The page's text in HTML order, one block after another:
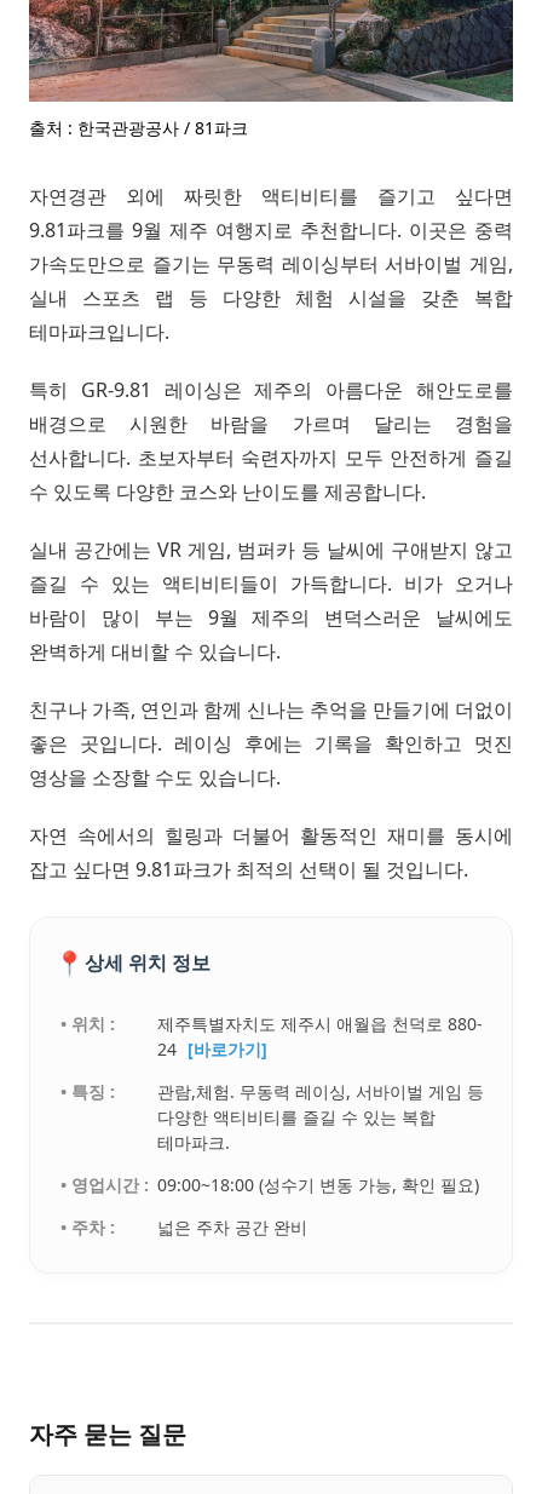
출처 : 한국관광공사 / 81파크
자연경관 외에 짜릿한 액티비티를 즐기고 싶다면
9.81파크를 9월 제주 여행지로 추천합니다. 이곳은 중력
가속도만으로 즐기는 무동력 레이싱부터 서바이벌 게임,
실내 스포츠 랩 등 다양한 체험 시설을 갖춘 복합
테마파크입니다.
특히 GR-9.81 레이싱은 제주의 아름다운 해안도로를
배경으로 시원한 바람을 가르며 달리는 경험을
선사합니다. 초보자부터 숙련자까지 모두 안전하게 즐길
수 있도록 다양한 코스와 난이도를 제공합니다.
실내 공간에는 VR 게임, 범퍼카 등 날씨에 구애받지 않고
즐길 수 있는 액티비티들이 가득합니다. 비가 오거나
바람이 많이 부는 9월 제주의 변덕스러운 날씨에도
완벽하게 대비할 수 있습니다.
친구나 가족, 연인과 함께 신나는 추억을 만들기에 더없이
좋은 곳입니다. 레이싱 후에는 기록을 확인하고 멋진
영상을 소장할 수도 있습니다.
자연 속에서의 힐링과 더불어 활동적인 재미를 동시에
잡고 싶다면 9.81파크가 최적의 선택이 될 것입니다.
📍 상세 위치 정보
• 위치 :
제주특별자치도 제주시 애월읍 천덕로 880-
24 [바로가기]
• 특징 :
관람,체험. 무동력 레이싱, 서바이벌 게임 등
다양한 액티비티를 즐길 수 있는 복합
테마파크.
• 영업시간 : 09:00~18:00 (성수기 변동 가능, 확인 필요)
• 주차 :
넓은 주차 공간 완비
자주 묻는 질문